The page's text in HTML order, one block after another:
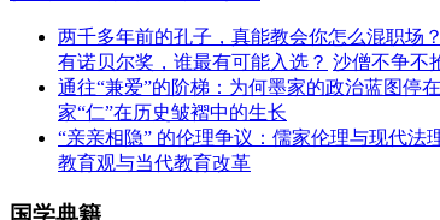
两千多年前的孔子，真能教会你怎么混职场？
有诺贝尔奖，谁最有可能入选？ 沙僧不争不
通往“兼爱”的阶梯：为何墨家的政治蓝图停
家“仁”在历史皱褶中的生长
“亲亲相隐” 的伦理争议：儒家伦理与现代法
教育观与当代教育改革
国学典籍